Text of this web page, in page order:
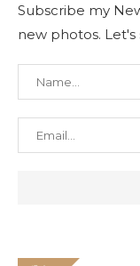
Subscribe my
new photos. Let's